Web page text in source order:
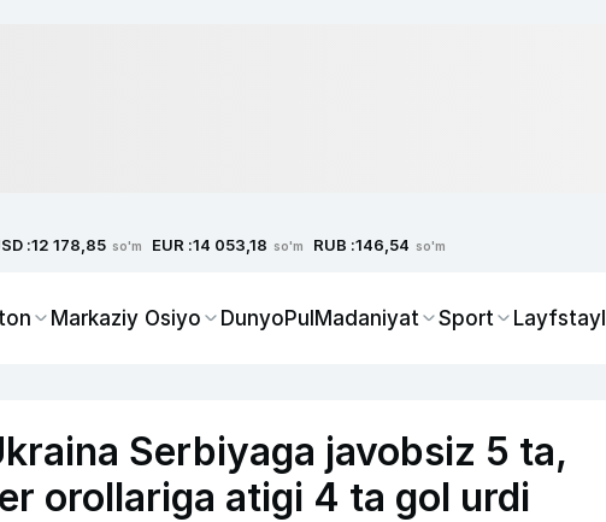
:12 178,85 so'm EUR :14 053,18 so'm RUB :146,54 so'm
Markaziy Osiyo DunyoPulMadaniyat Sport Layfstayl
Serbiyaga javobsiz 5 ta,
orollariga atigi 4 ta gol urdi